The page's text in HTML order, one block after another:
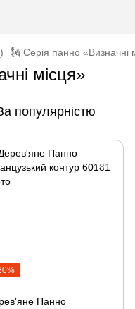
🗽 Серія панно «Визначні
місця»
популярністю
Панно